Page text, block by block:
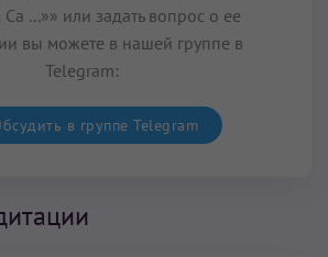
...»» или задать вопрос о ее
вы можете в нашей группе в
Telegram:
в группе Telegram